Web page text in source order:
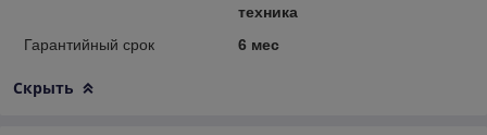
техника
Гарантийный срок
6 мес
Скрыть